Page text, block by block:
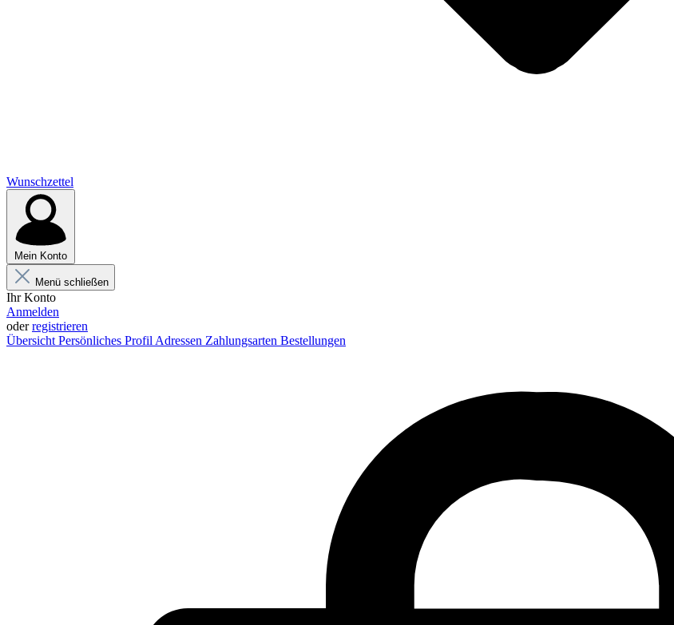
Wunschzettel
Mein Konto
Menü schließen
Ihr Konto
Anmelden
oderregistrieren
Übersicht Persönliches Profil Adressen Zahlungsarten Bestellungen